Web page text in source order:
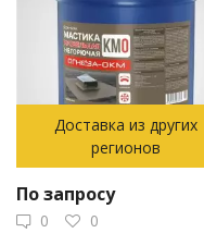
Доставка из других
регионов
По запросу
0
0